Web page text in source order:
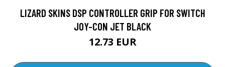
LIZARD SKINS DSP CONTROLLER GRIP FOR SWITCH
JOY-CON JET BLACK
12.73 EUR